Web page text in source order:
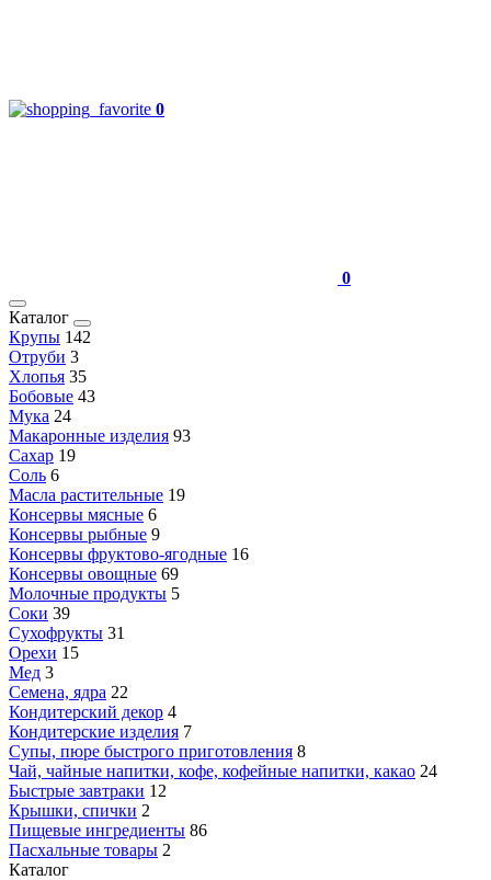
0
0
Каталог
Крупы 142
Отруби 3
Хлопья 35
Бобовые 43
Мука 24
Макаронные изделия 93
Сахар 19
Соль 6
Масла растительные 19
Консервы мясные 6
Консервы рыбные 9
Консервы фруктово-ягодные 16
Консервы овощные 69
Молочные продукты 5
Соки 39
Сухофрукты 31
Орехи 15
Мед 3
Семена, ядра 22
Кондитерский декор 4
Кондитерские изделия 7
Супы, пюре быстрого приготовления 8
Чай, чайные напитки, кофе, кофейные напитки, какао 24
Быстрые завтраки 12
Крышки, спички 2
Пищевые ингредиенты 86
Пасхальные товары 2
Каталог